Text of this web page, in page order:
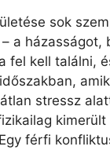
sok
a házasságot,
fel kell találni,
stressz
kimerült
férfi